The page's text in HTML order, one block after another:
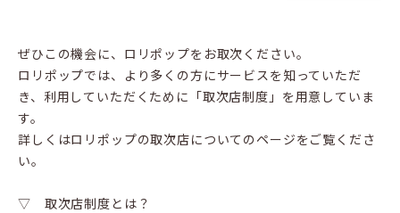
ぜひこの機会に、ロリポップをお取次ください。
ロリポップでは、より多くの方にサービスを知っていただ
き、利用していただくために「取次店制度」を用意していま
す。
詳しくはロリポップの取次店についてのページをご覧くださ
い。
▽ 取次店制度とは？